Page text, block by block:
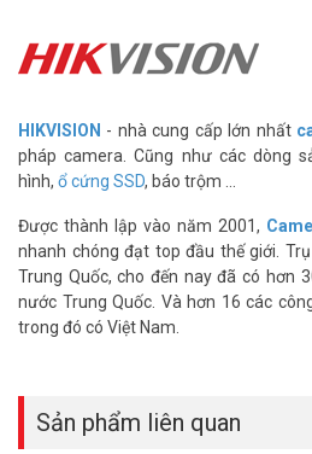
Truyền tốc độ cao
Tốc độ đọc tối đa lên tới 450 M / s, gấp
Thiết kế di động
Được thiết kế với một lỗ treo, tạo ra
riêng bạn.
Mở rộng dung lượng cho điện thoại di
Nó có thể kết nối với điện thoại
các thiết bị khác thông qua cáp OTG.
Chống sốc
Sử dụng vật liệu đặc biệt để bảo vệ thiết
dụng phổ biến trong các cá nhân, nhà
Truyền tốc độ cao hơn speed tốc độ
HIKVISION - nhà cung cấp lớn nhất
pháp camera. Cũng như các dòng
hình, ổ cứng SSD, báo trộm ...
Được thành lập vào năm 2001,
nhanh chóng đạt top đầu thế giới.
Trung Quốc, cho đến nay đã có hơn
nước Trung Quốc. Và hơn 16 các
trong đó có Việt Nam.
Sản phẩm liên quan